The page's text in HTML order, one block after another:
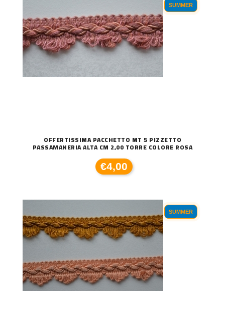
SUMMER
OFFERTISSIMA PACCHETTO MT 5 PIZZETTO
PASSAMANERIA ALTA CM 2,00 TORRE COLORE ROSA
€4,00
SUMMER